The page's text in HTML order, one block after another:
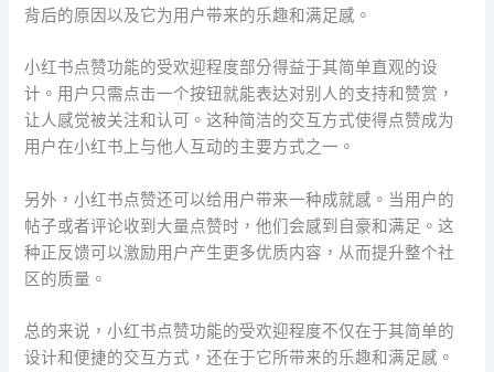
背后的原因以及它为用户带来的乐趣和满足感。
小红书点赞功能的受欢迎程度部分得益于其简单直观的设
计。用户只需点击一个按钮就能表达对别人的支持和赞赏，
让人感觉被关注和认可。这种简洁的交互方式使得点赞成为
用户在小红书上与他人互动的主要方式之一。
另外，小红书点赞还可以给用户带来一种成就感。当用户的
帖子或者评论收到大量点赞时，他们会感到自豪和满足。这
种正反馈可以激励用户产生更多优质内容，从而提升整个社
区的质量。
总的来说，小红书点赞功能的受欢迎程度不仅在于其简单的
设计和便捷的交互方式，还在于它所带来的乐趣和满足感。